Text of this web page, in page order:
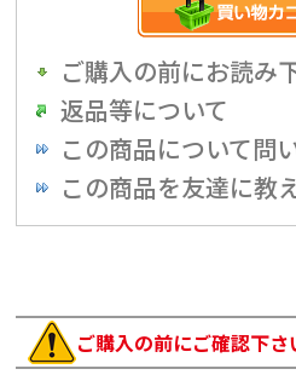
ご購入の前にお読み
返品等について
この商品について問
この商品を友達に教
ご購入の前にご確認下さ